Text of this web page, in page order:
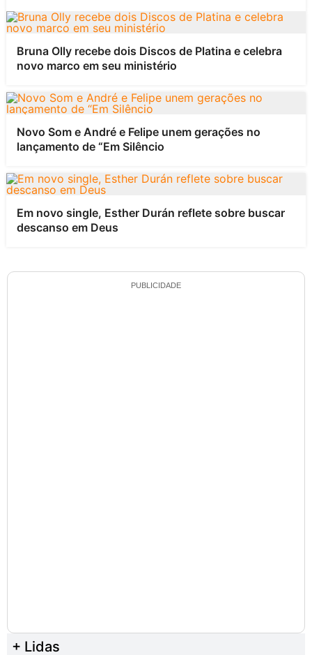
Bruna Olly recebe dois Discos de Platina e celebra
novo marco em seu ministério
Novo Som e André e Felipe unem gerações no
lançamento de “Em Silêncio
Em novo single, Esther Durán reflete sobre buscar
descanso em Deus
PUBLICIDADE
+ Lidas